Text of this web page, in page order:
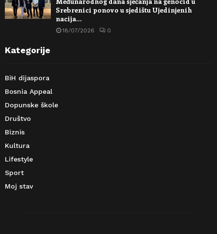
Srebrenici ponovo u sjedištu Ujedinjenih
nacija…
18/07/2026 0
Kategorije
BiH dijaspora
Bosnia Appeal
Dopunske škole
Društvo
Biznis
Kultura
Lifestyle
Sport
Moj stav